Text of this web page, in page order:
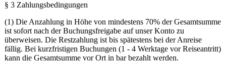
§ 3 Zahlungsbedingungen
(1) Die Anzahlung in Höhe von mindestens 70% der Gesamtsumme
ist sofort nach der Buchungsfreigabe auf unser Konto zu
überweisen. Die Restzahlung ist bis spätestens bei der Anreise
fällig. Bei kurzfristigen Buchungen (1 - 4 Werktage vor Reiseantritt)
kann die Gesamtsumme vor Ort in bar bezahlt werden.